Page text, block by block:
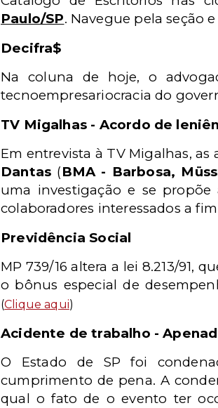
Paulo/SP. Navegue pela seção
Decifra$
Na coluna de hoje, o
tecnoempresariocracia do
TV Migalhas - Acordo de
Em entrevista à TV Migalhas, as
Dantas (BMA - Barbosa,
uma investigação e se
colaboradores interessados a
Previdência Social
MP 739/16 altera a lei 8.213/91,
o bônus especial de
(Clique aqui)
Acidente de trabalho -
O Estado de SP foi
cumprimento de pena. A
qual o fato de o evento ter